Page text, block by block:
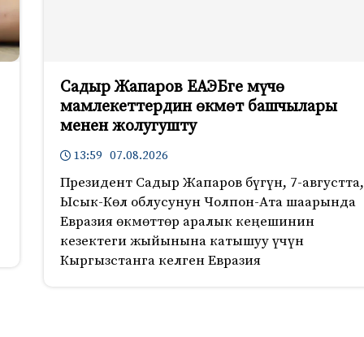
Садыр Жапаров ЕАЭБге мүчө
мамлекеттердин өкмөт башчылары
менен жолугушту
13:59 07.08.2026
Президент Садыр Жапаров бүгүн, 7-августта,
Ысык-Көл облусунун Чолпон-Ата шаарында
Евразия өкмөттөр аралык кеңешинин
кезектеги жыйынына катышуу үчүн
Кыргызстанга келген Евразия